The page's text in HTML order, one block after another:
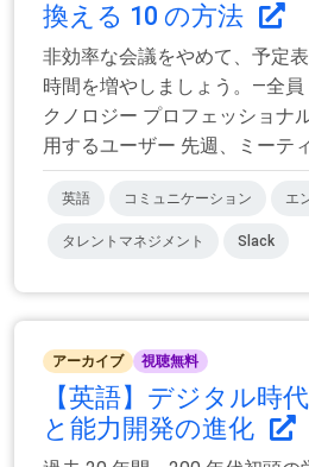
換える 10 の方法
非効率な会議をやめて、予定
時間を増やしましょう。—全
クノロジー プロフェッショナ
用するユーザー 先週、ミーテ
英語 コミュニケーション エ
タレントマネジメント Slack
アーカイブ 視聴無料
【英語】デジタル時
と能力開発の進化